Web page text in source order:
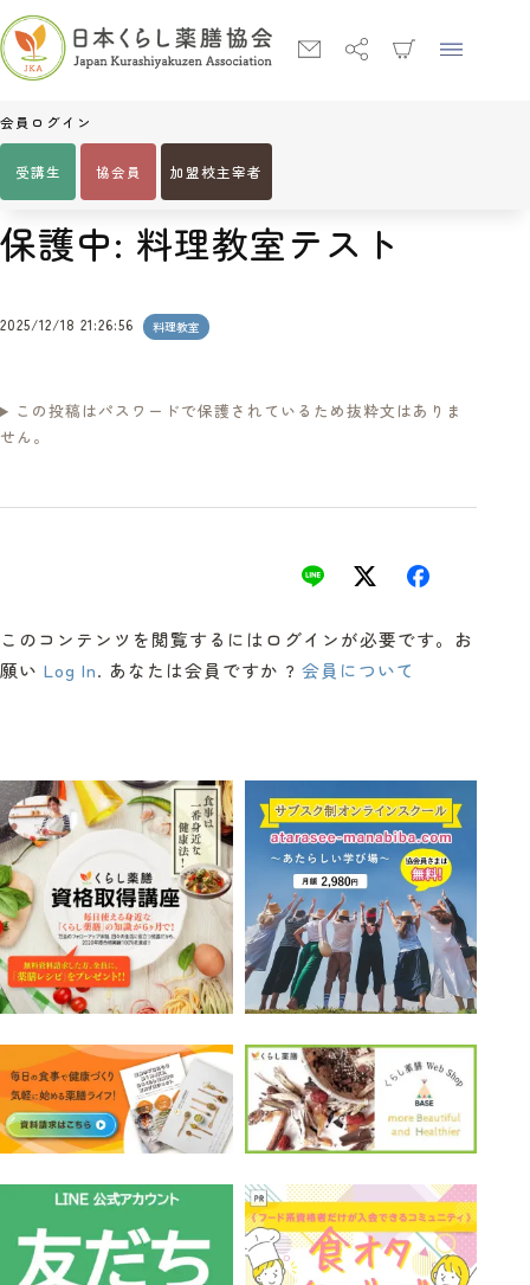
会員ログイン
受講生 協会員 加盟校主宰者
Home 料理教室 保護中: 料理教室テスト
保護中: 料理教室テスト
2025/12/18 21:26:56 料理教室
この投稿はパスワードで保護されているため抜粋文はありま
せん。
このコンテンツを閲覧するにはログインが必要です。お
願い Log In. あなたは会員ですか ? 会員について